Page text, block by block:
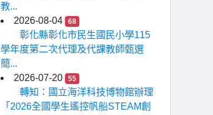
教...
2026-08-04
68
彰化縣彰化市民生國民小學115
學年度第二次代理及代課教師甄選
簡...
2026-07-20
55
轉知：國立海洋科技博物館辦理
「2026全國學生遙控帆船STEAM創